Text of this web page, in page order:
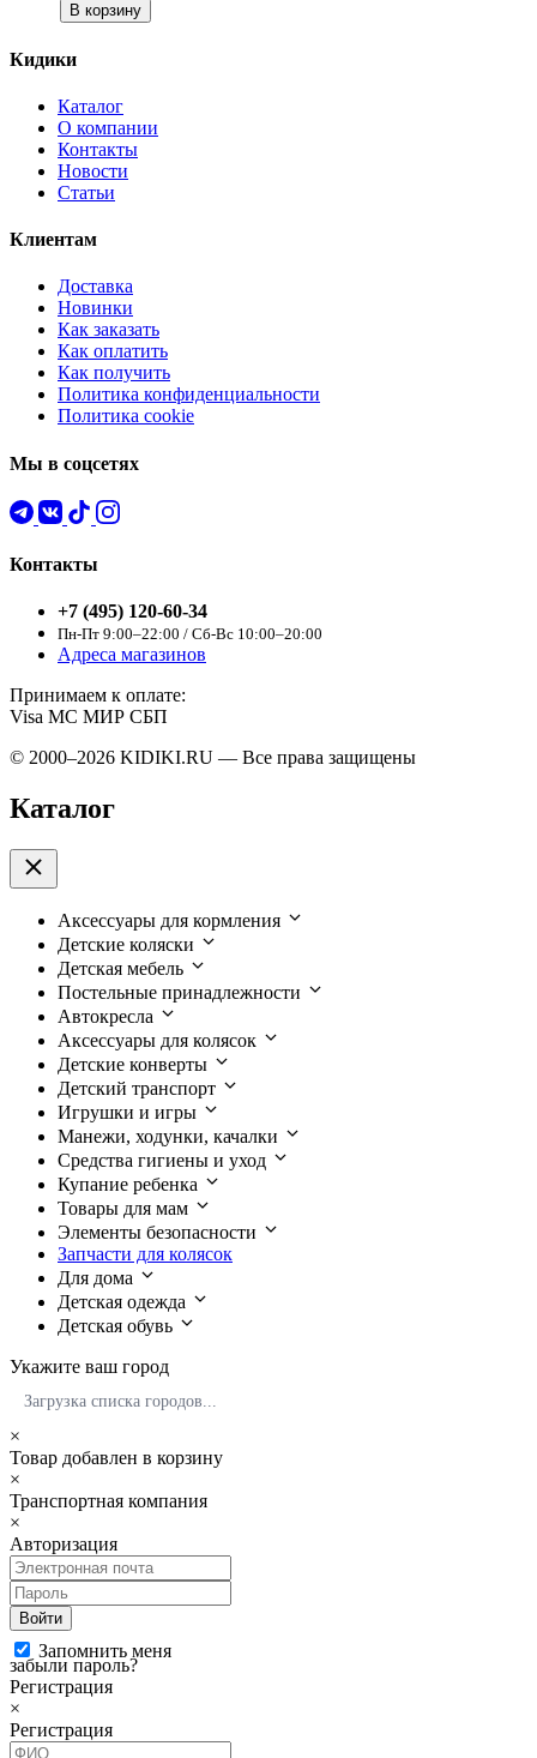
В корзину
Кидики
Каталог
О компании
Контакты
Новости
Статьи
Клиентам
Доставка
Новинки
Как заказать
Как оплатить
Как получить
Политика конфиденциальности
Политика cookie
Мы в соцсетях
Контакты
+7 (495) 120-60-34
Пн-Пт 9:00–22:00 / Сб-Вс 10:00–20:00
Адреса магазинов
Принимаем к оплате:
Visa MC МИР СБП
© 2000–2026 KIDIKI.RU — Все права защищены
Каталог
Аксессуары для кормления
Детские коляски
Детская мебель
Постельные принадлежности
Автокресла
Аксессуары для колясок
Детские конверты
Детский транспорт
Игрушки и игры
Манежи, ходунки, качалки
Средства гигиены и уход
Купание ребенка
Товары для мам
Элементы безопасности
Запчасти для колясок
Для дома
Детская одежда
Детская обувь
Укажите ваш город
Загрузка списка городов...
×
Товар добавлен в корзину
×
Транспортная компания
×
Авторизация
Войти
Запомнить меня
забыли пароль?
Регистрация
×
Регистрация